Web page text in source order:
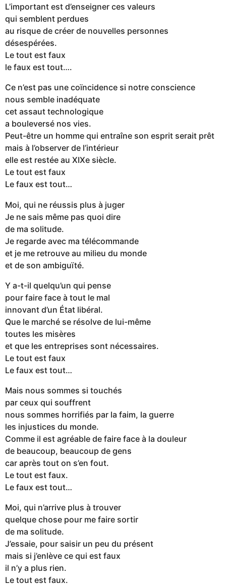
L’important est d’enseigner ces valeurs
qui semblent perdues
au risque de créer de nouvelles personnes
désespérées.
Le tout est faux
le faux est tout….
Ce n’est pas une coïncidence si notre conscience
nous semble inadéquate
cet assaut technologique
a bouleversé nos vies.
Peut-être un homme qui entraîne son esprit serait prêt
mais à l’observer de l’intérieur
elle est restée au XIXe siècle.
Le tout est faux
Le faux est tout…
Moi, qui ne réussis plus à juger
Je ne sais même pas quoi dire
de ma solitude.
Je regarde avec ma télécommande
et je me retrouve au milieu du monde
et de son ambiguïté.
Y a-t-il quelqu’un qui pense
pour faire face à tout le mal
innovant d’un État libéral.
Que le marché se résolve de lui-même
toutes les misères
et que les entreprises sont nécessaires.
Le tout est faux
Le faux est tout…
Mais nous sommes si touchés
par ceux qui souffrent
nous sommes horrifiés par la faim, la guerre
les injustices du monde.
Comme il est agréable de faire face à la douleur
de beaucoup, beaucoup de gens
car après tout on s’en fout.
Le tout est faux.
Le faux est tout…
Moi, qui n’arrive plus à trouver
quelque chose pour me faire sortir
de ma solitude.
J’essaie, pour saisir un peu du présent
mais si j’enlève ce qui est faux
il n’y a plus rien.
Le tout est faux.